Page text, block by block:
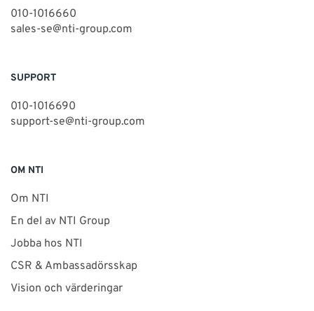
010-1016660
sales-se@nti-group.com
SUPPORT
010-1016690
support-se@nti-group.com
OM NTI
Om NTI
En del av NTI Group
Jobba hos NTI
CSR & Ambassadörsskap
Vision och värderingar